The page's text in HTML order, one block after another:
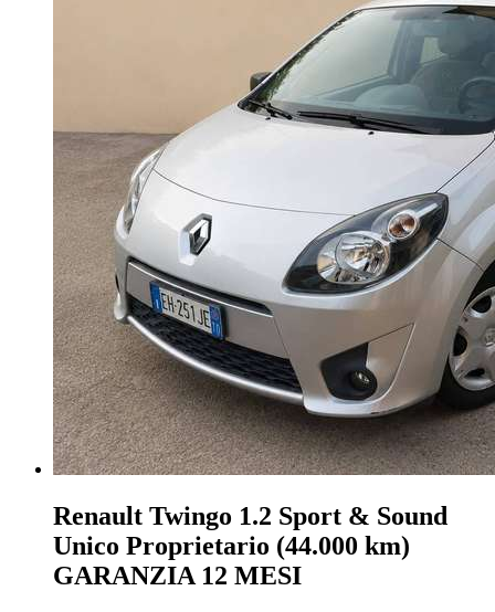
Renault Twingo 1.2 Sport & Sound
Unico Proprietario (44.000 km)
GARANZIA 12 MESI